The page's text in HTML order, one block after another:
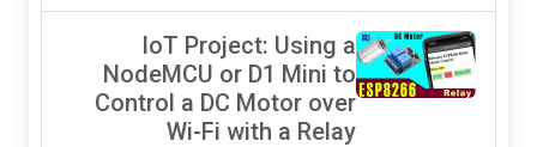
IoT Project: Using a
NodeMCU or D1 Mini to
Control a DC Motor over
Wi-Fi with a Relay